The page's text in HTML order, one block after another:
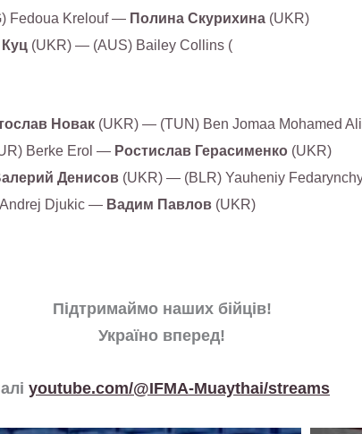
Fedoua Krelouf — Полина Скурихина (UKR)
Куц (UKR) — (AUS) Bailey Collins (
Новак (UKR) — (TUN) Ben Jomaa Mohamed Ali
Berke Erol — Ростислав Герасименко (UKR)
Денисов (UKR) — (BLR) Yauheniy
Andrej Djukic — Вадим Павлов (UKR)
Підтримаймо наших бійців!
Україно вперед!
youtube.com/@IFMA-Muaythai/streams